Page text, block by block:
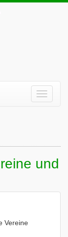
und
Vereine